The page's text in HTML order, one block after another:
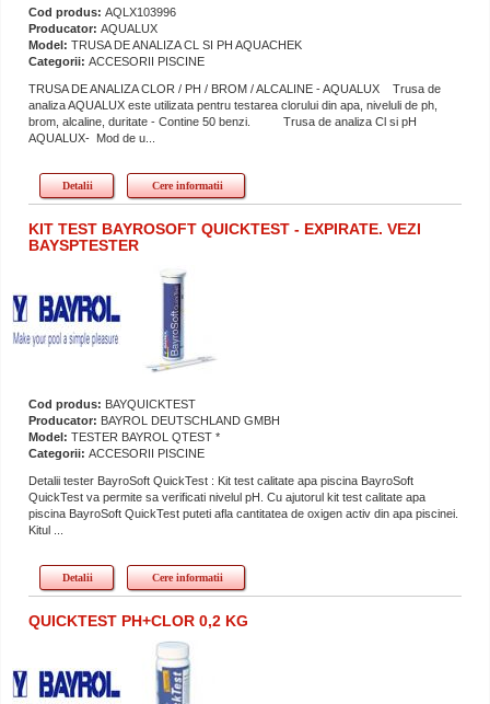
Cod produs: AQLX103996
Producator: AQUALUX
Model: TRUSA DE ANALIZA CL SI PH AQUACHEK
Categorii: ACCESORII PISCINE
TRUSA DE ANALIZA CLOR / PH / BROM / ALCALINE - AQUALUX Trusa de
analiza AQUALUX este utilizata pentru testarea clorului din apa, niveluli de ph,
brom, alcaline, duritate - Contine 50 benzi. Trusa de analiza Cl si pH
AQUALUX- Mod de u...
Detalii Cere informatii
KIT TEST BAYROSOFT QUICKTEST - EXPIRATE. VEZI
BAYSPTESTER
Cod produs: BAYQUICKTEST
Producator: BAYROL DEUTSCHLAND GMBH
Model: TESTER BAYROL QTEST *
Categorii: ACCESORII PISCINE
Detalii tester BayroSoft QuickTest : Kit test calitate apa piscina BayroSoft
QuickTest va permite sa verificati nivelul pH. Cu ajutorul kit test calitate apa
piscina BayroSoft QuickTest puteti afla cantitatea de oxigen activ din apa piscinei.
Kitul ...
Detalii Cere informatii
QUICKTEST PH+CLOR 0,2 KG